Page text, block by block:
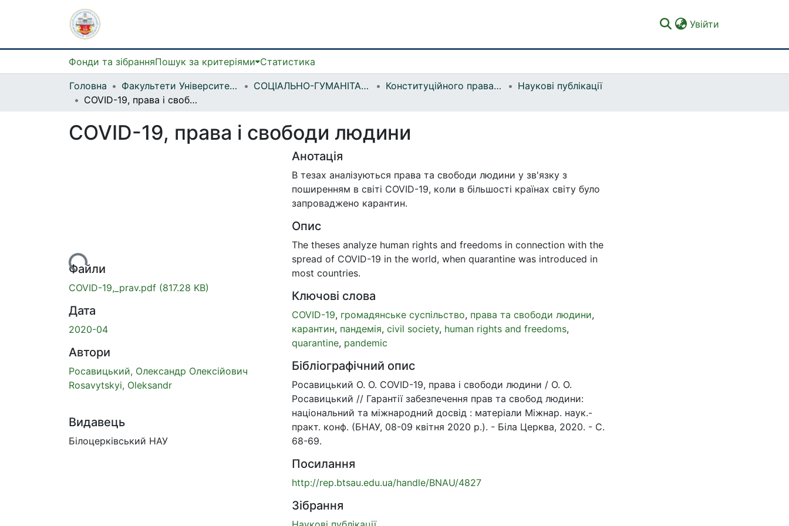
Увійти
Фонди та зібранняПошук за критеріями Статистика
Головна Факультети Університету СОЦІАЛЬНО-ГУМАНІТАРНИЙ ФАКУЛЬТЕТ Конституційного права та теоретико-правових дисциплін
Наукові публікації
COVID-19, права і свободи людини
COVID-19, права і свободи людини
Вантажиться...Файли
COVID-19,_prav.pdf (817.28 KB)
Дата
2020-04
Автори
Росавицький, Олександр Олексійович
Rosavytskyi, Oleksandr
Видавець
Білоцерківський НАУ
Анотація
В тезах аналізуються права та свободи людини у зв'язку з
поширенням в світі COVID-19, коли в більшості країнах світу було
запроваджено карантин.
Опис
The theses analyze human rights and freedoms in connection with the
spread of COVID-19 in the world, when quarantine was introduced in
most countries.
Ключові слова
COVID-19, громадянське суспільство, права та свободи людини,
карантин, пандемія, civil society, human rights and freedoms,
quarantine, pandemic
Бібліографічний опис
Росавицький О. О. COVID-19, права і свободи людини / О. О.
Росавицький // Гарантії забезпечення прав та свобод людини:
національний та міжнародний досвід : матеріали Міжнар. наук.-
практ. конф. (БНАУ, 08-09 квітня 2020 р.). - Біла Церква, 2020. - С.
68-69.
Посилання
http://rep.btsau.edu.ua/handle/BNAU/4827
Зібрання